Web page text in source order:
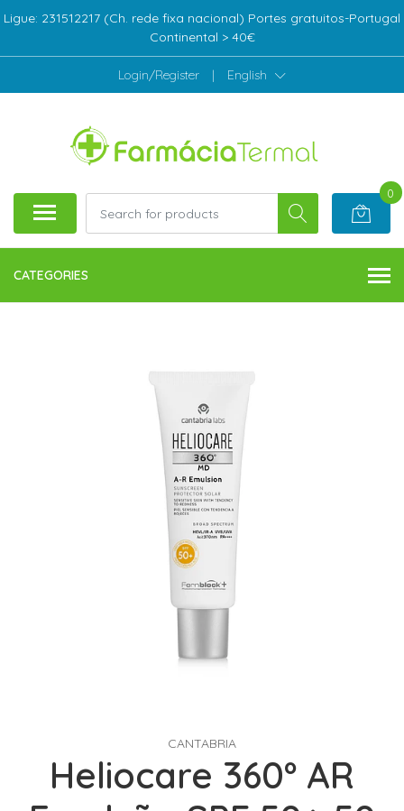
Ligue: 231512217 (Ch. rede fixa nacional) Portes gratuitos-Portugal
Continental > 40€
Login/Register | English
0
CATEGORIES
CANTABRIA
Heliocare 360º AR